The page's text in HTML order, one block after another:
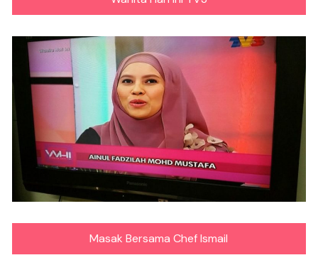
Masak Bersama Chef Ismail